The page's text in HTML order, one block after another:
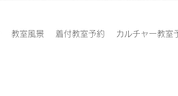
教室風景 着付教室予約 カルチャー教室